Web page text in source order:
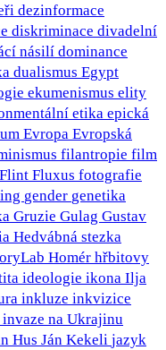
dezinformace
diskriminace divadelní
násilí dominance
dualismus Egypt
ekumenismus elity
etika epická
Evropa Evropská
filantropie film
Flint Fluxus fotografie
gender genetika
Gruzie Gulag Gustav
Hedvábná stezka
Homér hřbitovy
ideologie ikona Ilja
inkluze inkvizice
invaze na Ukrajinu
Hus Ján Kekeli jazyk